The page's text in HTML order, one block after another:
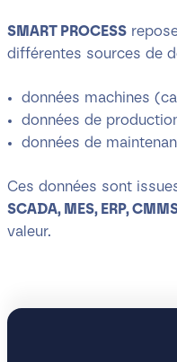
SMART PROCESS
différentes sources de
données machines
données de
données de
Ces données sont
SCADA, MES, ERP,
valeur.